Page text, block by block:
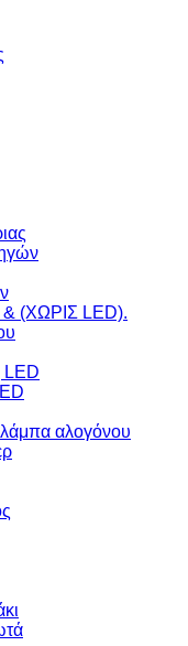
(XΩΡΙΣ LED).
LED
λάμπα αλογόνου